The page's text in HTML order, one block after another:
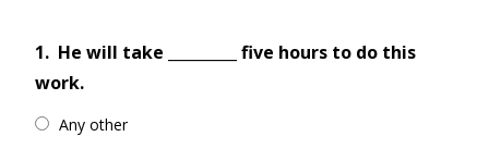
1. He will take _________ five hours to do this
work.
Any other